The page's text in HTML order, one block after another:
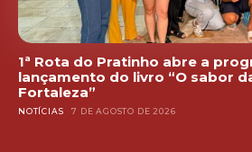
1ª Rota do Pratinho abre a
lançamento do livro “O sabor
Fortaleza”
NOTÍCIAS 7 DE AGOSTO DE 2026